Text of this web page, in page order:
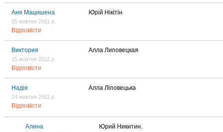
Аня Мацишена
25 жовтня 2011 р.
Відповісти
Юрій Нікітін
Виктория
25 жовтня 2011 р.
Відповісти
Алла Липовецкая
Надія
24 жовтня 2011 р.
Відповісти
Алла Ліповецька
Алина Юрий Никитин.